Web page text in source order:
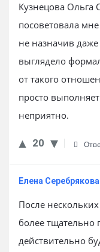
Кузнецова Ольга
посоветовала
не назначив
выглядело
от такого
просто
неприятно.
20
Елена Серебрякова
После
более тщательно
действительно